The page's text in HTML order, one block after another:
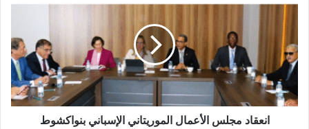
انعقاد مجلس الأعمال الموريتاني الإسباني بنواكشوط